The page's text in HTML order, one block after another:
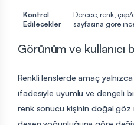
Kontrol
Edilecekler
Derece, renk,
sayfasına göre
Görünüm ve kullanıcı
Renkli lenslerde amaç
ifadesiyle uyumlu ve dengeli
renk sonucu kişinin doğal göz